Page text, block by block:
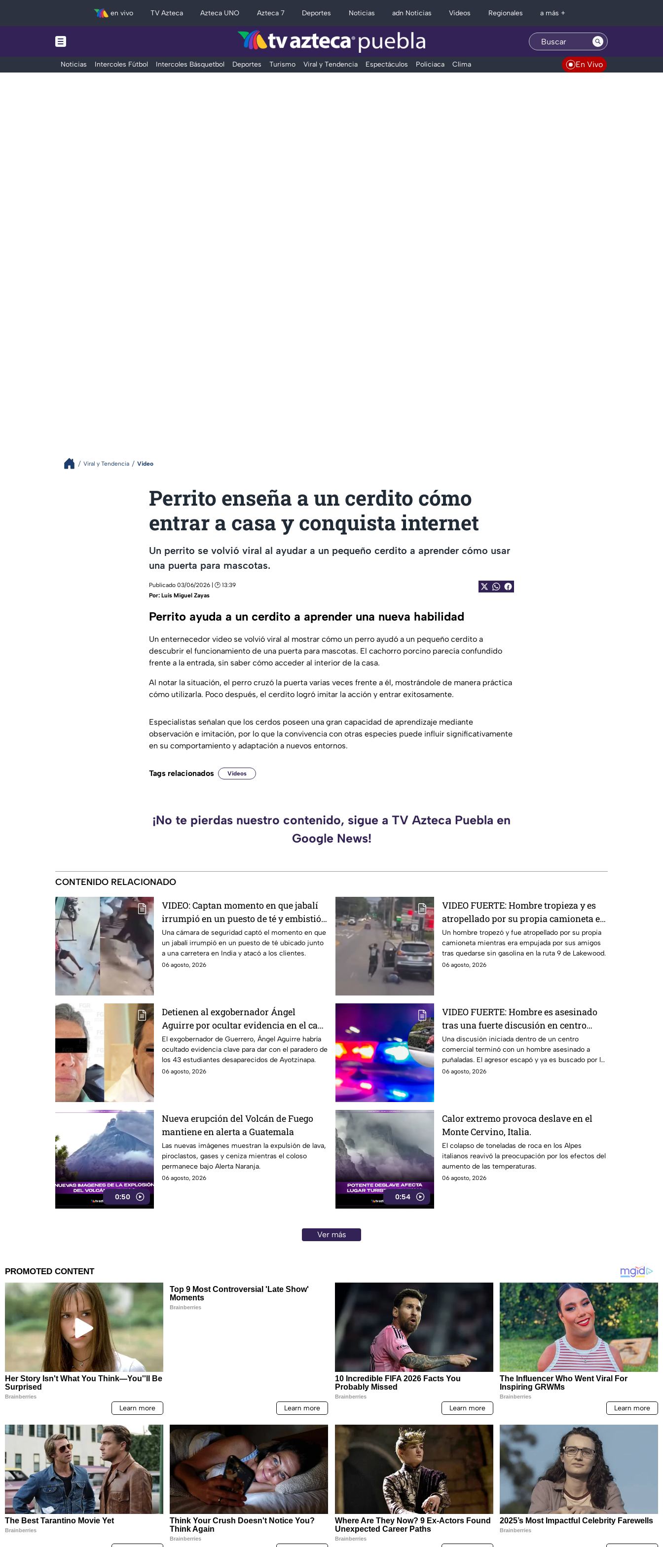
en vivo TV Azteca Azteca UNO Azteca 7 Deportes Noticias adn Noticias Videos Regionales a más +
Noticias Intercoles Fútbol Intercoles Básquetbol Deportes Turismo Viral y Tendencia Espectáculos Policiaca Clima En Vivo
Viral y Tendencia Video
Perrito enseña a un cerdito cómo
entrar a casa y conquista internet
Un perrito se volvió viral al ayudar a un pequeño cerdito a aprender cómo usar
una puerta para mascotas.
Publicado 03/06/2026 | 🕑 13:39
Por: Luis Miguel Zayas
Perrito ayuda a un cerdito a aprender una nueva habilidad
Un enternecedor video se volvió viral al mostrar cómo un perro ayudó a un pequeño cerdito a
descubrir el funcionamiento de una puerta para mascotas. El cachorro porcino parecía confundido
frente a la entrada, sin saber cómo acceder al interior de la casa.
Al notar la situación, el perro cruzó la puerta varias veces frente a él, mostrándole de manera práctica
cómo utilizarla. Poco después, el cerdito logró imitar la acción y entrar exitosamente.
Especialistas señalan que los cerdos poseen una gran capacidad de aprendizaje mediante
observación e imitación, por lo que la convivencia con otras especies puede influir significativamente
en su comportamiento y adaptación a nuevos entornos.
Tags relacionados Videos
¡No te pierdas nuestro contenido, sigue a TV Azteca Puebla en
Google News!
CONTENIDO RELACIONADO
VIDEO: Captan momento en que jabalí
irrumpió en un puesto de té y embistió
a clientes en India
Una cámara de seguridad captó el momento en que
un jabalí irrumpió en un puesto de té ubicado junto
a una carretera en India y atacó a los clientes.
06 agosto, 2026
VIDEO FUERTE: Hombre tropieza y es
atropellado por su propia camioneta en
Lakewood
Un hombre tropezó y fue atropellado por su propia
camioneta mientras era empujada por sus amigos
tras quedarse sin gasolina en la ruta 9 de Lakewood.
06 agosto, 2026
Detienen al exgobernador Ángel
Aguirre por ocultar evidencia en el caso
de los 43 normalistas de Ayotzinapa
El exgobernador de Guerrero, Ángel Aguirre habría
ocultado evidencia clave para dar con el paradero de
los 43 estudiantes desaparecidos de Ayotzinapa.
06 agosto, 2026
VIDEO FUERTE: Hombre es asesinado
tras una fuerte discusión en centro
comercial de EdoMéx
Una discusión iniciada dentro de un centro
comercial terminó con un hombre asesinado a
puñaladas. El agresor escapó y ya es buscado por las
autoridades.
06 agosto, 2026
0:50
Nueva erupción del Volcán de Fuego
mantiene en alerta a Guatemala
Las nuevas imágenes muestran la expulsión de lava,
piroclastos, gases y ceniza mientras el coloso
permanece bajo Alerta Naranja.
06 agosto, 2026
0:54
Calor extremo provoca deslave en el
Monte Cervino, Italia.
El colapso de toneladas de roca en los Alpes
italianos reavivó la preocupación por los efectos del
aumento de las temperaturas.
06 agosto, 2026
Ver más